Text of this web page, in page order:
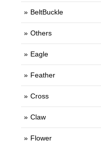
BeltBuckle
Others
Eagle
Feather
Cross
Claw
Flower